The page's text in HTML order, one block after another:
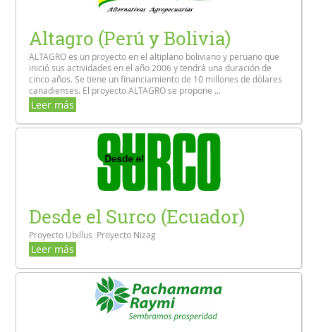
Altagro (Perú y Bolivia)
ALTAGRO es un proyecto en el altiplano boliviano y peruano que
inició sus actividades en el año 2006 y tendrá una duración de
cinco años. Se tiene un financiamiento de 10 millones de dólares
canadienses. El proyecto ALTAGRO se propone ...
Leer más
Desde el Surco (Ecuador)
Proyecto Ubillus Proyecto Nizag
Leer más